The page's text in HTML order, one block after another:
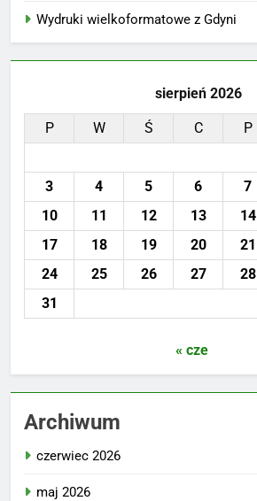
Wydruki wielkoformatowe z Gdyni
sierpień 2026
P W Ś C P
3
4 5 6 7
10
11 12 13 14
17
18 19 20 21
24
25 26 27 28
31
« cze
Archiwum
czerwiec 2026
maj 2026